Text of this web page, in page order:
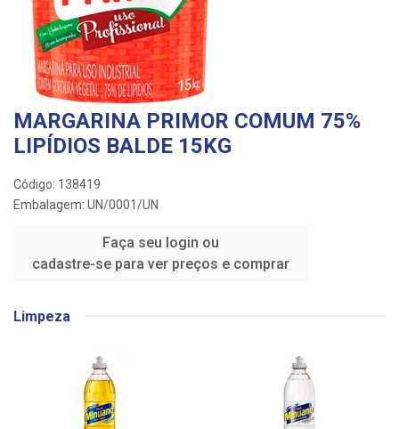
MARGARINA PRIMOR COMUM 75%
LIPÍDIOS BALDE 15KG
Código: 138419
Embalagem: UN/0001/UN
Faça seu login ou
cadastre-se para ver preços e comprar
Limpeza